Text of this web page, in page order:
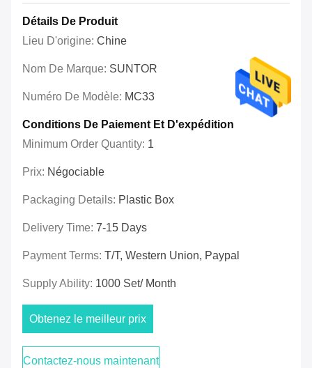
Détails De Produit
Lieu D'origine: Chine
Nom De Marque: SUNTOR
Numéro De Modèle: MC33
Conditions De Paiement Et D'expédition
Minimum Order Quantity: 1
Prix: Négociable
Packaging Details: Plastic Box
Delivery Time: 7-15 Days
Payment Terms: T/T, Western Union, Paypal
Supply Ability: 1000 Set/ Month
Obtenez le meilleur prix
Contactez-nous maintenant